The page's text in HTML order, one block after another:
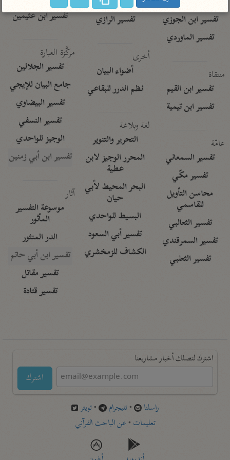
تفسير ابن الجوزي
تفسير الماوردي
منتقاة
تفسير ابن القيم
تفسير ابن تيمية
عامّة
تفسير السمعاني
تفسير مكّي
محاسن التأويل
للقاسمي
تفسير الثعالبي
تفسير السمرقندي
تفسير الثعلبي
تفسير الرازي
أخرى
أضواء البيان
نظم الدرر للبقاعي
لغة وبلاغة
التحرير والتنوير
المحرر الوجيز لابن
عطية
البحر المحيط لأبي
حيان
البسيط للواحدي
تفسير أبي السعود
الكشاف للزمخشري
تفسير ابن عثيمين
مركَّزة العبارة
تفسير الجلالين
جامع البيان للإيجي
تفسير البيضاوي
تفسير النسفي
الوجيز للواحدي
تفسير ابن أبي زمنين
آثار
موسوعة التفسير
المأثور
الدر المنثور
تفسير ابن أبي حاتم
تفسير مقاتل
تفسير قتادة
اشترك لتصلك أخبار مشاريعنا
اشترك
راسلنا •تليجرام •تويتر
تعليمات •عن الباحث القرآني